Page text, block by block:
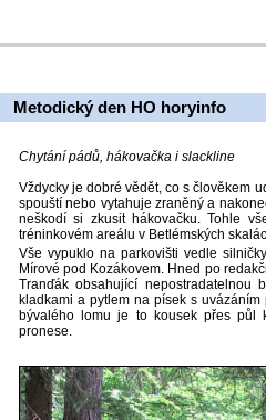
Metodický den HO horyinfo
Chytání pádů, hákovačka i slackline
Vždycky je dobré vědět, co s člověkem
spouští nebo vytahuje zraněný a
neškodí si zkusit hákovačku. Tohle
tréninkovém areálu v Betlémských
Vše vypuklo na parkovišti vedle
Mírové pod Kozákovem. Hned po
Tranďák obsahující nepostradatelnou
kladkami a pytlem na písek s
bývalého lomu je to kousek přes půl
pronese.